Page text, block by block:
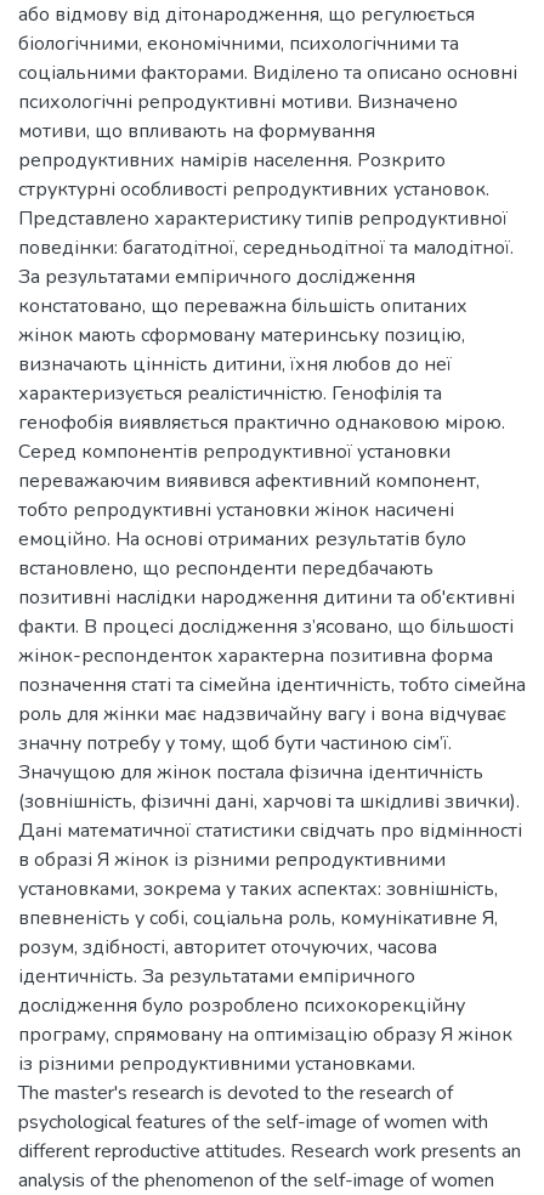
або відмову від дітонародження, що регулюється
біологічними, економічними, психологічними та
соціальними факторами. Виділено та описано основні
психологічні репродуктивні мотиви. Визначено
мотиви, що впливають на формування
репродуктивних намірів населення. Розкрито
структурні особливості репродуктивних установок.
Представлено характеристику типів репродуктивної
поведінки: багатодітної, середньодітної та малодітної.
За результатами емпіричного дослідження
констатовано, що переважна більшість опитаних
жінок мають сформовану материнську позицію,
визначають цінність дитини, їхня любов до неї
характеризується реалістичністю. Генофілія та
генофобія виявляється практично однаковою мірою.
Серед компонентів репродуктивної установки
переважаючим виявився афективний компонент,
тобто репродуктивні установки жінок насичені
емоційно. На основі отриманих результатів було
встановлено, що респонденти передбачають
позитивні наслідки народження дитини та об'єктивні
факти. В процесі дослідження з’ясовано, що більшості
жінок-респонденток характерна позитивна форма
позначення статі та сімейна ідентичність, тобто сімейна
роль для жінки має надзвичайну вагу і вона відчуває
значну потребу у тому, щоб бути частиною сім’ї.
Значущою для жінок постала фізична ідентичність
(зовнішність, фізичні дані, харчові та шкідливі звички).
Дані математичної статистики свідчать про відмінності
в образі Я жінок із різними репродуктивними
установками, зокрема у таких аспектах: зовнішність,
впевненість у собі, соціальна роль, комунікативне Я,
розум, здібності, авторитет оточуючих, часова
ідентичність. За результатами емпіричного
дослідження було розроблено психокорекційну
програму, спрямовану на оптимізацію образу Я жінок
із різними репродуктивними установками.
The master's research is devoted to the research of
psychological features of the self-image of women with
different reproductive attitudes. Research work presents an
analysis of the phenomenon of the self-image of women